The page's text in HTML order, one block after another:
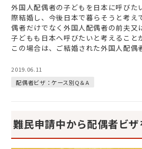
外国人配偶者の子どもを日本に呼びた
際結婚し、今後日本で暮らそうと考え
偶者だけでなく外国人配偶者の前夫又
子どもも日本へ呼びたいと考えること
この場合は、ご結婚された外国人配偶
2019.06.11
配偶者ビザ：ケース別Q＆A
難民申請中から配偶者ビザ